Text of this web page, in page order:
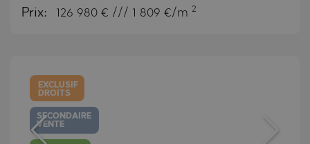
Prix: 126 980 € /// 1 809 €/m 2
EXCLUSIF
DROITS
SECONDAIRE
VENTE